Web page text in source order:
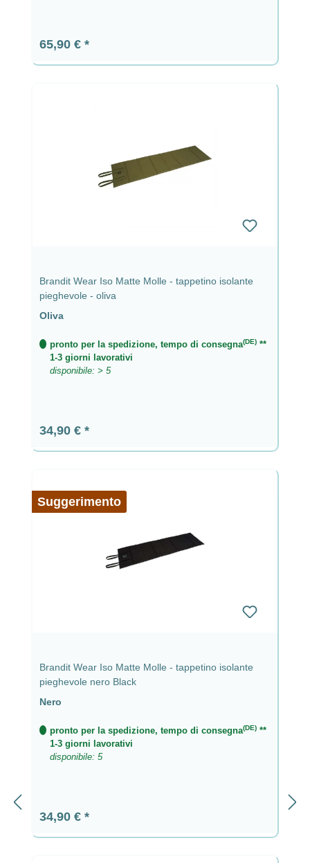
Prezzo normale:
65,90 €
Brandit Wear Iso Matte Molle - tappetino isolante
pieghevole - oliva
Oliva
pronto per la spedizione, tempo di consegna(DE) **
1-3 giorni lavorativi
disponibile: > 5
Prezzo normale:
34,90 €
Suggerimento
Brandit Wear Iso Matte Molle - tappetino isolante
pieghevole nero Black
Nero
pronto per la spedizione, tempo di consegna(DE) **
1-3 giorni lavorativi
disponibile: 5
Prezzo normale:
34,90 €